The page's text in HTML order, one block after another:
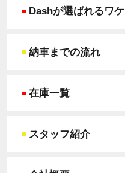
Dashが選ばれるワケ
納車までの流れ
在庫一覧
スタッフ紹介